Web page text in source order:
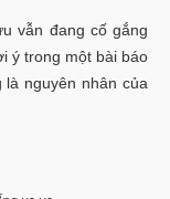
vẫn đang cố gắng
ý trong một bài báo
nguyên nhân của